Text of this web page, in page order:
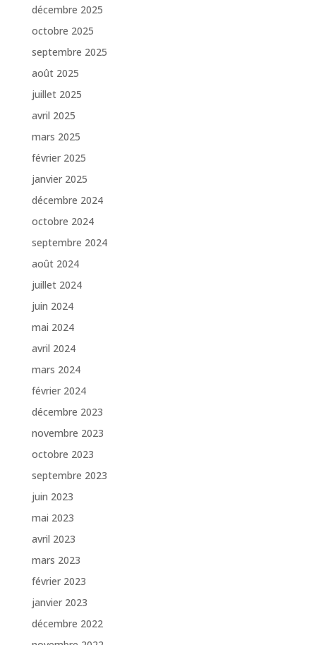
décembre 2025
octobre 2025
septembre 2025
août 2025
juillet 2025
avril 2025
mars 2025
février 2025
janvier 2025
décembre 2024
octobre 2024
septembre 2024
août 2024
juillet 2024
juin 2024
mai 2024
avril 2024
mars 2024
février 2024
décembre 2023
novembre 2023
octobre 2023
septembre 2023
juin 2023
mai 2023
avril 2023
mars 2023
février 2023
janvier 2023
décembre 2022